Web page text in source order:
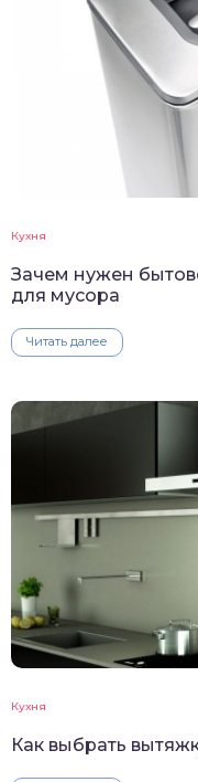
Кухня
Зачем нужен
для мусора
Читать далее
Кухня
Как выбрать